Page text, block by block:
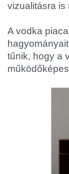
vizualitásra is
A vodka
tűnik, hogy a